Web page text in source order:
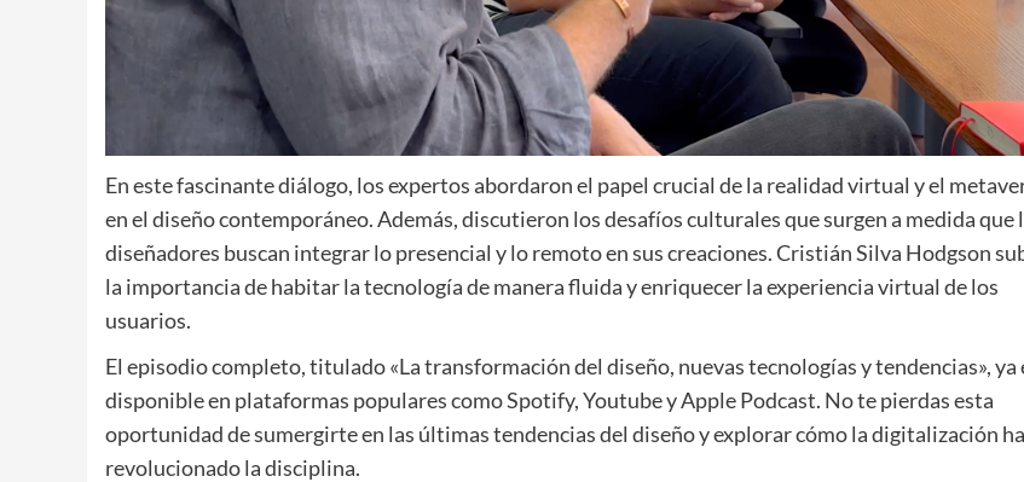
En este fascinante diálogo, los expertos abordaron el papel crucial de la realidad virtual y el
en el diseño contemporáneo. Además, discutieron los desafíos culturales que surgen a medida que
diseñadores buscan integrar lo presencial y lo remoto en sus creaciones. Cristián Silva Hodgson
la importancia de habitar la tecnología de manera fluida y enriquecer la experiencia virtual de los
usuarios.
El episodio completo, titulado «La transformación del diseño, nuevas tecnologías y tendencias», ya
disponible en plataformas populares como Spotify, Youtube y Apple Podcast. No te pierdas esta
oportunidad de sumergirte en las últimas tendencias del diseño y explorar cómo la digitalización ha
revolucionado la disciplina.